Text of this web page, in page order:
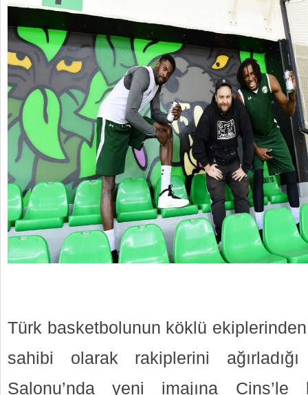
Türk basketbolunun köklü
sahibi olarak rakiplerini
Salonu’nda yeni imajına